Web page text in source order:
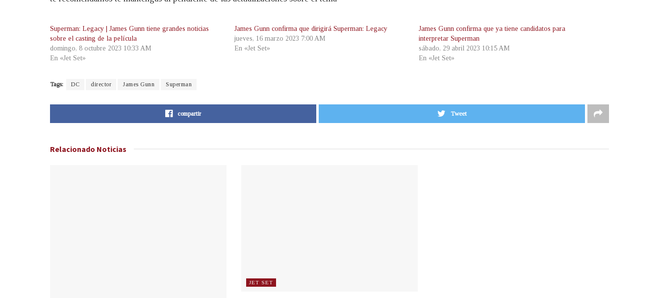
Superman: Legacy | James Gunn tiene grandes noticias
sobre el casting de la película
domingo, 8 octubre 2023 10:33 AM
En «Jet Set»
James Gunn confirma que dirigirá Superman: Legacy
jueves, 16 marzo 2023 7:00 AM
En «Jet Set»
James Gunn confirma que ya tiene candidatos para
interpretar Superman
sábado, 29 abril 2023 10:15 AM
En «Jet Set»
Tags: DC director James Gunn Superman
compartir Tweet
Relacionado Noticias
JET SET